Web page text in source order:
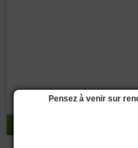
Pensez à venir sur